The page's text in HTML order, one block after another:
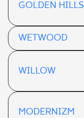
GOLDEN HILLS
WETWOOD
WILLOW
MODERNIZM